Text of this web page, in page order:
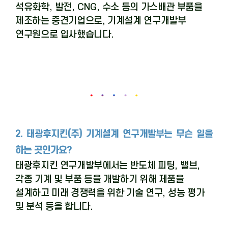
석유화학, 발전, CNG, 수소 등의 가스배관 부품을
제조하는 중견기업으로, 기계설계 연구개발부
연구원으로 입사했습니다.
2. 태광후지킨(주) 기계설계 연구개발부는 무슨 일을
하는 곳인가요?
태광후지킨 연구개발부에서는 반도체 피팅, 밸브,
각종 기계 및 부품 등을 개발하기 위해 제품을
설계하고 미래 경쟁력을 위한 기술 연구, 성능 평가
및 분석 등을 합니다.